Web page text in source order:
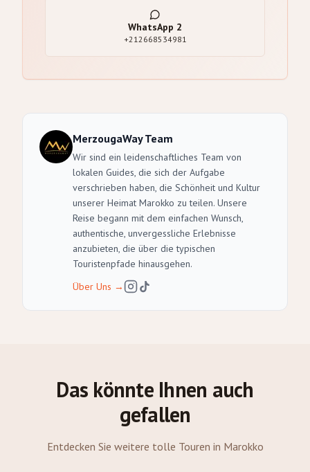
WhatsApp 2
+212668534981
MerzougaWay Team
Wir sind ein leidenschaftliches Team von
lokalen Guides, die sich der Aufgabe
verschrieben haben, die Schönheit und Kultur
unserer Heimat Marokko zu teilen. Unsere
Reise begann mit dem einfachen Wunsch,
authentische, unvergessliche Erlebnisse
anzubieten, die über die typischen
Touristenpfade hinausgehen.
Über Uns →
Das könnte Ihnen auch
gefallen
Entdecken Sie weitere tolle Touren in Marokko